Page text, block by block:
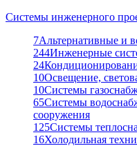
Системы инженерного
7Альтернативные и
244Инженерные
24
10Освещение,
10Системы
65Системы
сооружения
125Системы
16Холодильная